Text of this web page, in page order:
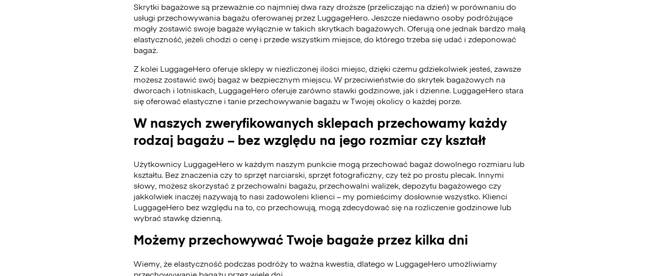
Skrytki bagażowe są przeważnie co najmniej dwa razy droższe (przeliczając na dzień) w porównaniu do
usługi przechowywania bagażu oferowanej przez LuggageHero. Jeszcze niedawno osoby podróżujące
mogły zostawić swoje bagaże wyłącznie w takich skrytkach bagażowych. Oferują one jednak bardzo małą
elastyczność, jeżeli chodzi o cenę i przede wszystkim miejsce, do którego trzeba się udać i zdeponować
bagaż.
Z kolei LuggageHero oferuje sklepy w niezliczonej ilości miejsc, dzięki czemu gdziekolwiek jesteś, zawsze
możesz zostawić swój bagaż w bezpiecznym miejscu. W przeciwieństwie do skrytek bagażowych na
dworcach i lotniskach, LuggageHero oferuje zarówno stawki godzinowe, jak i dzienne. LuggageHero stara
się oferować elastyczne i tanie przechowywanie bagażu w Twojej okolicy o każdej porze.
W naszych zweryfikowanych sklepach przechowamy każdy
rodzaj bagażu – bez względu na jego rozmiar czy kształt
Użytkownicy LuggageHero w każdym naszym punkcie mogą przechować bagaż dowolnego rozmiaru lub
kształtu. Bez znaczenia czy to sprzęt narciarski, sprzęt fotograficzny, czy też po prostu plecak. Innymi
słowy, możesz skorzystać z przechowalni bagażu, przechowalni walizek, depozytu bagażowego czy
jakkolwiek inaczej nazywają to nasi zadowoleni klienci – my pomieścimy dosłownie wszystko. Klienci
LuggageHero bez względu na to, co przechowują, mogą zdecydować się na rozliczenie godzinowe lub
wybrać stawkę dzienną.
Możemy przechowywać Twoje bagaże przez kilka dni
Wiemy, że elastyczność podczas podróży to ważna kwestia, dlatego w LuggageHero umożliwiamy